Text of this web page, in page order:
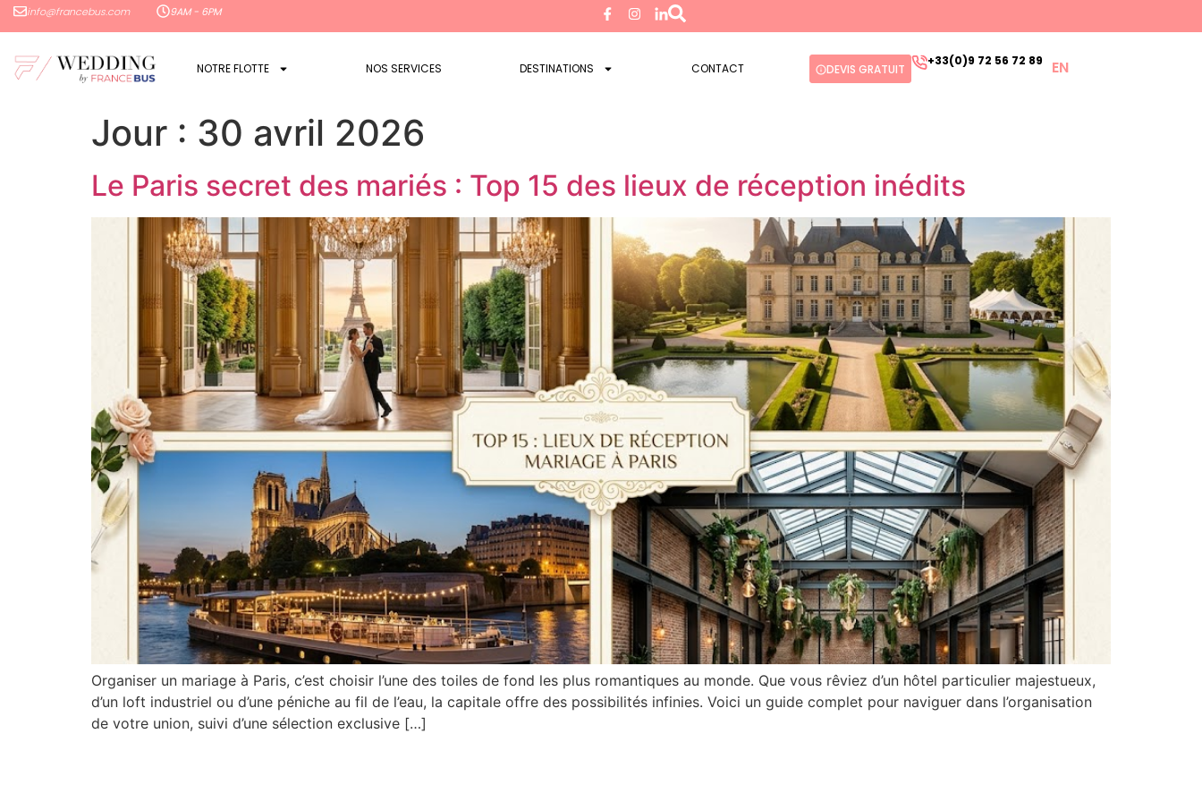
info@francebus.com 9AM - 6PM
NOTRE FLOTTE NOS SERVICES DESTINATIONS CONTACT DEVIS GRATUIT
+33(0)9 72 56 72 89 EN
Jour : 30 avril 2026
Le Paris secret des mariés : Top 15 des lieux de réception inédits
Organiser un mariage à Paris, c’est choisir l’une des toiles de fond les plus romantiques au monde. Que vous rêviez d’un hôtel particulier majestueux,
d’un loft industriel ou d’une péniche au fil de l’eau, la capitale offre des possibilités infinies. Voici un guide complet pour naviguer dans l’organisation
de votre union, suivi d’une sélection exclusive […]